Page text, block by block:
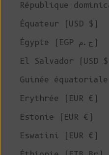
République
Équateur (USD $)
Égypte (EGP ج.م)
El Salvador (USD
Guinée équatoriale
Erythrée (EUR €)
Estonie (EUR €)
Eswatini (EUR €)